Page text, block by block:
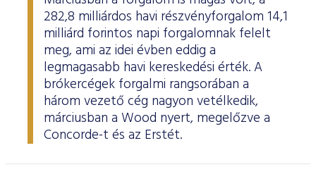
282,8 milliárdos havi részvényforgalom 14,1
milliárd forintos napi forgalomnak felelt
meg, ami az idei évben eddig a
legmagasabb havi kereskedési érték. A
brókercégek forgalmi rangsorában a
három vezető cég nagyon vetélkedik,
márciusban a Wood nyert, megelőzve a
Concorde-t és az Erstét.